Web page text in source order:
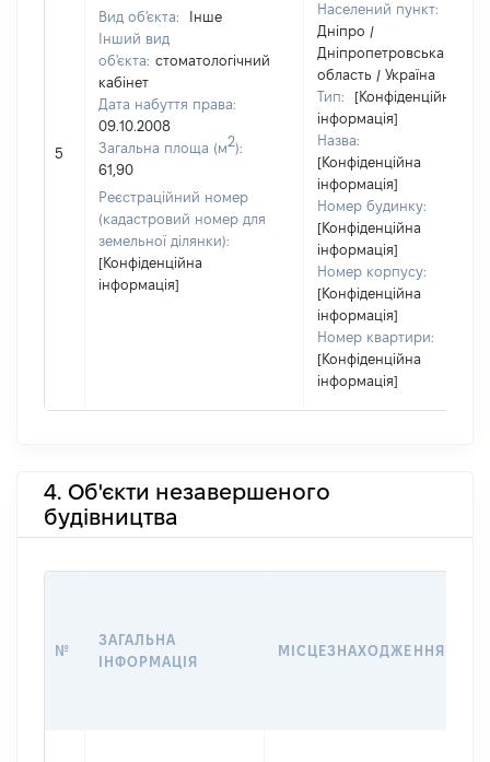
5
Вид об'єкта:
Інше
Інший вид
об'єкта: стоматологічний
кабінет
Дата набуття права:
09.10.2008
Загальна площа (м2):
61,90
Реєстраційний номер
(кадастровий номер для
земельної ділянки):
[Конфіденційна
інформація]
Населений пункт:
Дніпро /
Дніпропетровська
область / Україна
Тип:
[Конфіденційна
інформація]
Назва:
[Конфіденційна
інформація]
Номер будинку:
[Конфіденційна
інформація]
Номер корпусу:
[Конфіденційна
інформація]
Номер квартири:
[Конфіденційна
інформація]
4. Об'єкти незавершеного
будівництва
№
ЗАГАЛЬНА
ІНФОРМАЦІЯ
МІСЦЕЗНАХОДЖЕННЯ